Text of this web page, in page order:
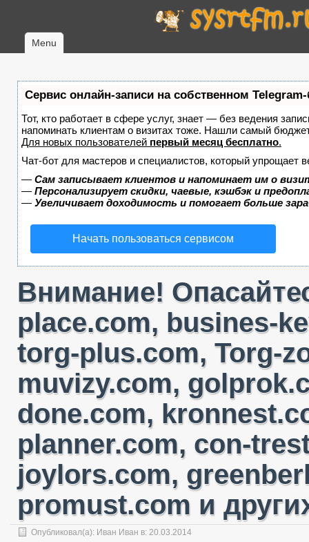
Menu
Сервис онлайн-записи на собственном Telegram-
Тот, кто работает в сфере услуг, знает — без ведения
напоминать клиентам о визитах тоже. Нашли самый
Для новых пользователей первый месяц бесплатно.
Чат-бот для мастеров и специалистов, который упрощает
— Сам записывает клиентов и напоминает им о
— Персонализирует скидки, чаевые, кэшбэк и
— Увеличивает доходимость и помогает больше
Начать пользоваться сервисом
Внимание!
place.com, busines-
torg-plus.com, Torg-
muvizy.com,
done.com,
planner.com, con-
joylors.com,
promust.com и
Опубликовал(а): Иван Иван в: 20.03.2014